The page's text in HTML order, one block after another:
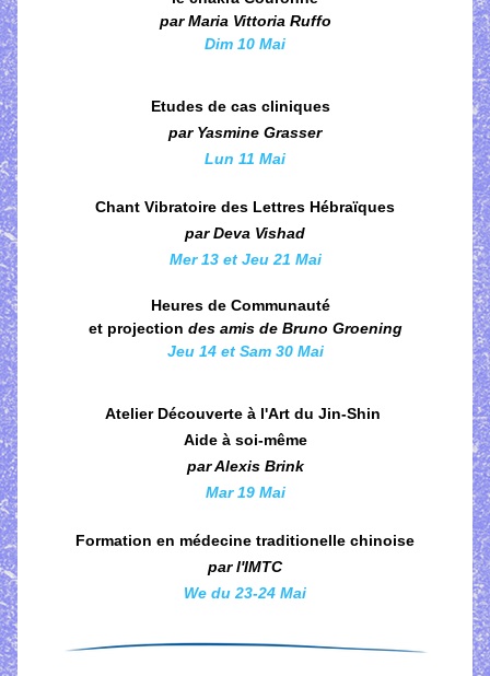
par Maria Vittoria Ruffo
Dim 10 Mai
Etudes de cas cliniques
par Yasmine Grasser
Lun 11 Mai
Chant Vibratoire des Lettres Hébraïques
par Deva Vishad
Mer 13 et Jeu 21 Mai
Heures de Communauté
et projection des amis de Bruno Groening
Jeu 14 et Sam 30 Mai
Atelier Découverte à l'Art du Jin-Shin
Aide à soi-même
par Alexis Brink
Mar 19 Mai
Formation en médecine traditionelle chinoise
par l'IMTC
We du 23-24 Mai